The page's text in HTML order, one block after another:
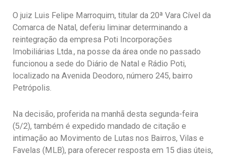
O juiz Luis Felipe Marroquim, titular da 20ª Vara Cível da
Comarca de Natal, deferiu liminar determinando a
reintegração da empresa Poti Incorporações
Imobiliárias Ltda., na posse da área onde no passado
funcionou a sede do Diário de Natal e Rádio Poti,
localizado na Avenida Deodoro, número 245, bairro
Petrópolis.
Na decisão, proferida na manhã desta segunda-feira
(5/2), também é expedido mandado de citação e
intimação ao Movimento de Lutas nos Bairros, Vilas e
Favelas (MLB), para oferecer resposta em 15 dias úteis,